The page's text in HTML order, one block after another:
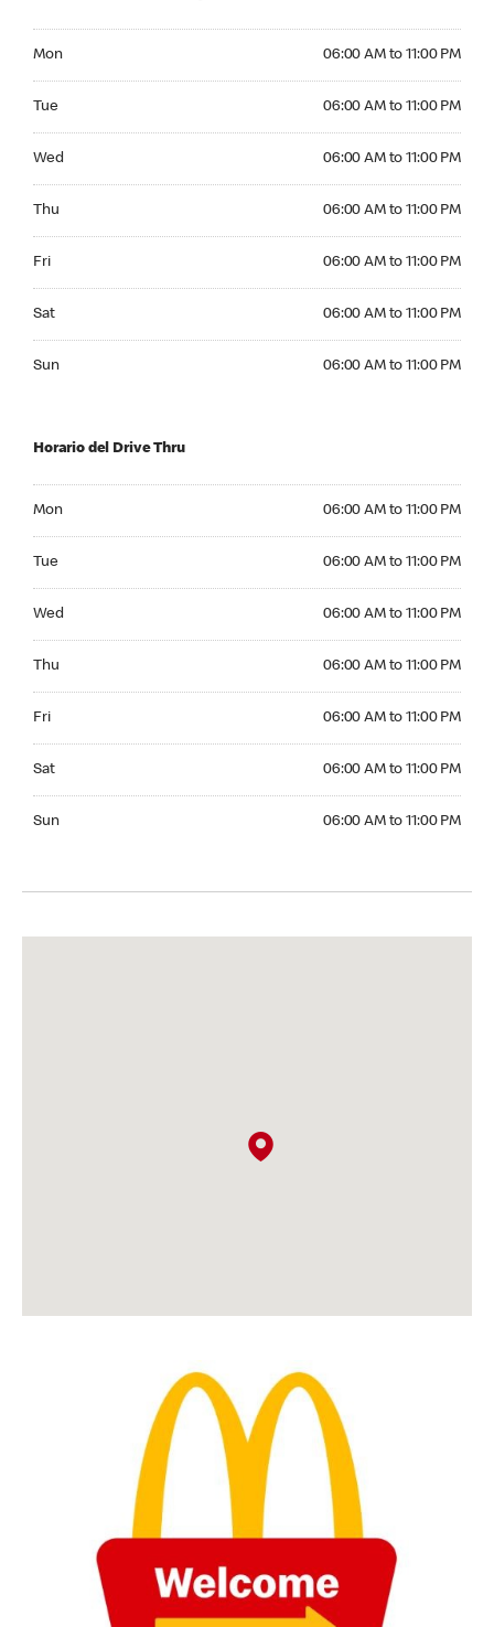
Mon 06:00 AM to 11:00 PM
Tue 06:00 AM to 11:00 PM
Wed 06:00 AM to 11:00 PM
Thu 06:00 AM to 11:00 PM
Fri 06:00 AM to 11:00 PM
Sat 06:00 AM to 11:00 PM
Sun 06:00 AM to 11:00 PM
Horario del Drive Thru
Mon 06:00 AM to 11:00 PM
Tue 06:00 AM to 11:00 PM
Wed 06:00 AM to 11:00 PM
Thu 06:00 AM to 11:00 PM
Fri 06:00 AM to 11:00 PM
Sat 06:00 AM to 11:00 PM
Sun 06:00 AM to 11:00 PM